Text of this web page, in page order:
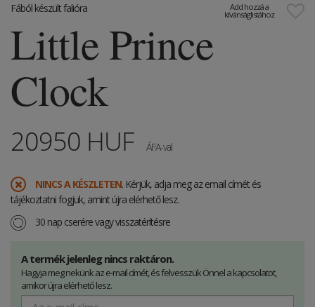
Add hozzá a
kívánságlistához
Fából készült falióra
Little Prince
Clock
20950 HUF ÁFA-val
NINCS A KÉSZLETEN. Kérjük, adja meg az email címét és
tájékoztatni fogjuk, amint újra elérhető lesz.
30 nap cserére vagy visszatérítésre
A termék jelenleg nincs raktáron.
Hagyja meg nekünk az e-mail címét, és felvesszük Önnel a kapcsolatot,
amikor újra elérhető lesz.